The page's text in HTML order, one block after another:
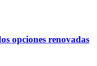
opciones renovadas